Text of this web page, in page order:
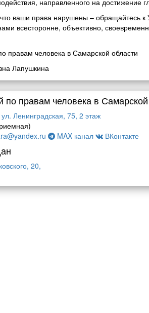
направленного на
ваши права нарушены – обращайтесь
всесторонне, объективно,
правам человека в Самарской области
Лапушкина
по правам человека в
Ленинградская, 75, 2 этаж
MAX канал ВКонтакте
20,